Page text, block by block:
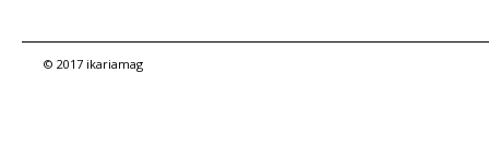
© 2017 ikariamag